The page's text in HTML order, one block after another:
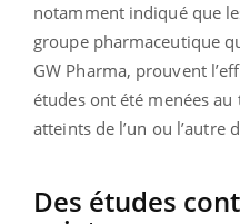
notamment indiqué que
groupe pharmaceutique
GW Pharma, prouvent
études ont été menées
atteints de l’un ou l’autre
Des études